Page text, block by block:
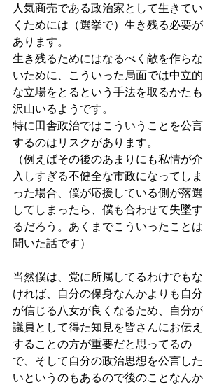
人気商売である政治家として生きてい
くためには（選挙で）生き残る必要が
あります。
生き残るためにはなるべく敵を作らな
いために、こういった局面では中立的
な立場をとるという手法を取るかたも
沢山いるようです。
特に田舎政治ではこういうことを公言
するのはリスクがあります。
（例えばその後のあまりにも私情が介
入しすぎる不健全な市政になってしま
った場合、僕が応援している側が落選
してしまったら、僕も合わせて失墜す
るだろう。あくまでこういったことは
聞いた話です）
当然僕は、党に所属してるわけでもな
ければ、自分の保身なんかよりも自分
が信じる八女が良くなるため、自分が
議員として得た知見を皆さんにお伝え
することの方が重要だと思ってるの
で、そして自分の政治思想を公言した
いというのもあるので後のことなんか